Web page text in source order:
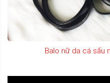
Balo nữ da cá sấu